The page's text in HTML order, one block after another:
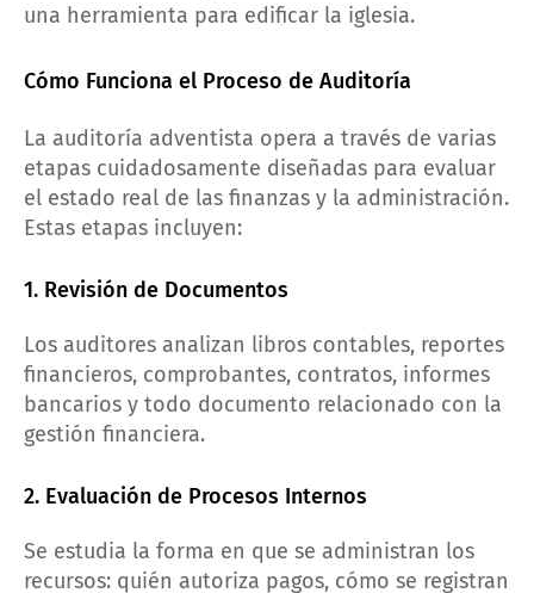
una herramienta para edificar la iglesia.
Cómo Funciona el Proceso de Auditoría
La auditoría adventista opera a través de varias
etapas cuidadosamente diseñadas para evaluar
el estado real de las finanzas y la administración.
Estas etapas incluyen:
1. Revisión de Documentos
Los auditores analizan libros contables, reportes
financieros, comprobantes, contratos, informes
bancarios y todo documento relacionado con la
gestión financiera.
2. Evaluación de Procesos Internos
Se estudia la forma en que se administran los
recursos: quién autoriza pagos, cómo se registran